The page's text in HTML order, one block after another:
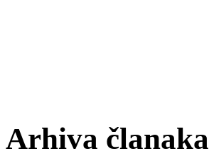
Arhiva članaka